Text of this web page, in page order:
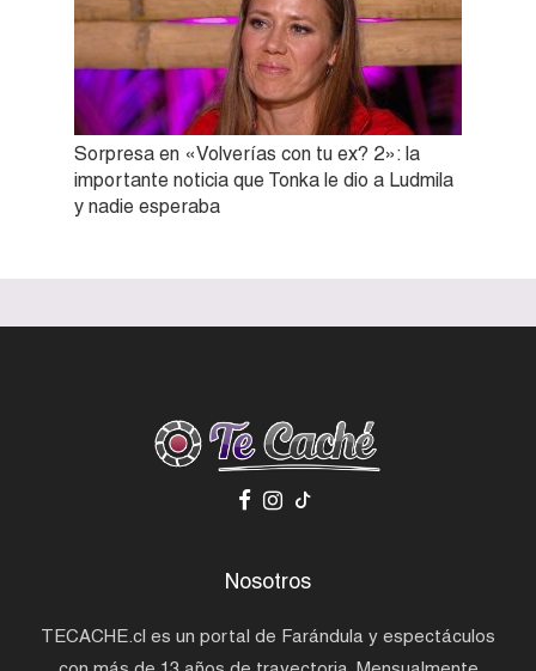
Sorpresa en «Volverías con tu ex? 2»: la
importante noticia que Tonka le dio a Ludmila
y nadie esperaba
Nosotros
TECACHE.cl es un portal de Farándula y espectáculos